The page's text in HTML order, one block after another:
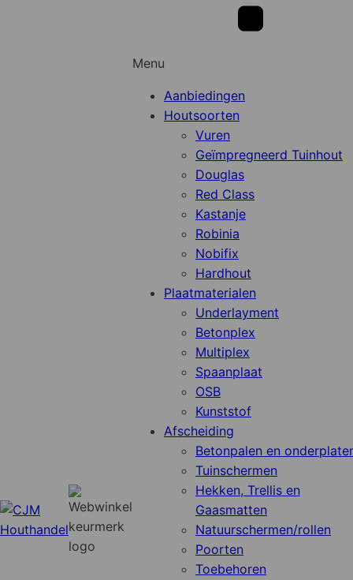
Menu
Aanbiedingen
Houtsoorten
Vuren
Geïmpregneerd Tuinhout
Douglas
Red Class
Kastanje
Robinia
Nobifix
Hardhout
Plaatmaterialen
Underlayment
Betonplex
Multiplex
Spaanplaat
OSB
Kunststof
Afscheiding
Betonpalen en
Tuinschermen
Hekken, Trellis en
Gaasmatten
Natuurschermen/rollen
Poorten
Toebehoren